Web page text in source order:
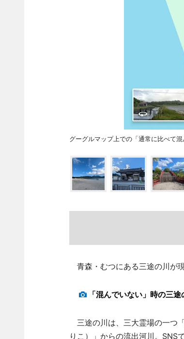
グーグルマップ上での「通常に比べて
青森・むつにある三途の川が
「混んでいない」時の三途
三途の川は、三大霊場の一つ
りこ）」からの流出河川。SNS